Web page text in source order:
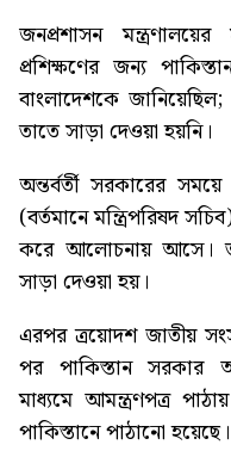
জনপ্রশাসন
প্রশিক্ষণের জন্য
বাংলাদেশকে
তাতে সাড়া দেওয়া হয়নি।
অন্তর্বর্তী সরকারের
(বর্তমানে মন্ত্রিপরিষদ
করে আলোচনায় আসে।
সাড়া দেওয়া হয়।
এরপর ত্রয়োদশ জাতীয়
পর পাকিস্তান সরকার
মাধ্যমে আমন্ত্রণপত্র
পাকিস্তানে পাঠানো হয়েছে।